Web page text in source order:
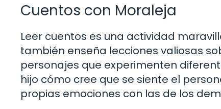
Cuentos con Moraleja
Leer cuentos es una actividad
también enseña lecciones valiosas
personajes que experimenten
hijo cómo cree que se siente el
propias emociones con las de los